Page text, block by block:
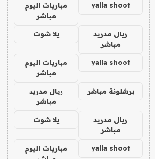
yalla shoot
مباريات اليوم
مباشر
ريال مدريد
مباشر
يلا شوت
yalla shoot
مباريات اليوم
مباشر
برشلونة مباشر
ريال مدريد
مباشر
ريال مدريد
مباشر
يلا شوت
yalla shoot
مباريات اليوم